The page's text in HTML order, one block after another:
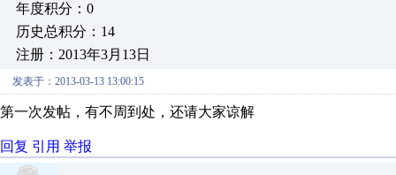
年度积分：0
历史总积分：14
注册：2013年3月13日
发表于：2013-03-13 13:00:15
第一次发帖，有不周到处，还请大家谅解
回复 引用 举报